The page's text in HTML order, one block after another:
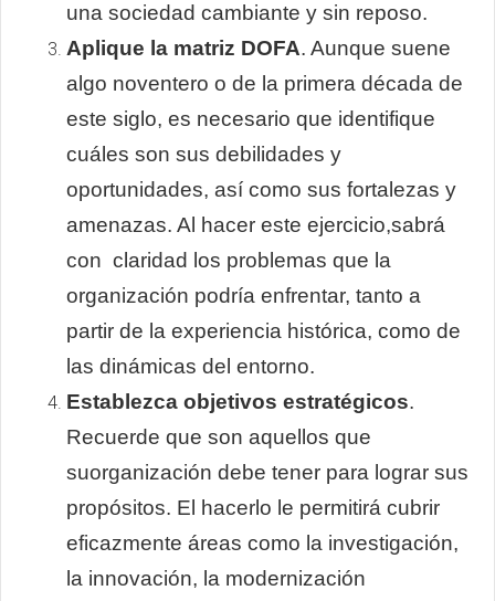
una sociedad cambiante y sin reposo.
Aplique la matriz DOFA. Aunque suene
algo noventero o de la primera década de
este siglo, es necesario que identifique
cuáles son sus debilidades y
oportunidades, así como sus fortalezas y
amenazas. Al hacer este ejercicio,sabrá
con claridad los problemas que la
organización podría enfrentar, tanto a
partir de la experiencia histórica, como de
las dinámicas del entorno.
Establezca objetivos estratégicos.
Recuerde que son aquellos que
suorganización debe tener para lograr sus
propósitos. El hacerlo le permitirá cubrir
eficazmente áreas como la investigación,
la innovación, la modernización